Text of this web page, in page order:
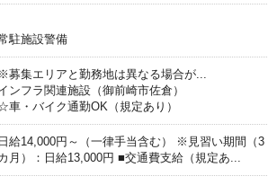
駐施設警備
※募集エリアと勤務地は異なる場合が...
ンフラ関連施設（御前崎市佐倉）
車・バイク通勤OK（規定あり）
日給14,000円～（一律手当含む） ※見習い期間（3
月）：日給13,000円 ■交通費支給（規定あ...